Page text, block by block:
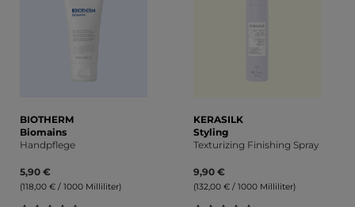
BIOTHERM
Biomains
Handpflege
5,90 €
(118,00 € / 1000 Milliliter)
KERASILK
Styling
Texturizing Finishing Spray
9,90 €
(132,00 € / 1000 Milliliter)